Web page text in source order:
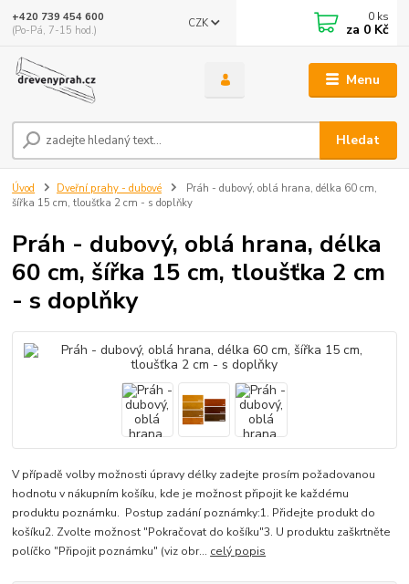
Menu
CZK
Hledat
+420 739 454 600
(Po-Pá, 7-15 hod.)
0 ks
za 0 Kč
Úvod Dveřní prahy - dubové
Práh - dubový, oblá hrana, délka 60 cm,
šířka 15 cm, tloušťka 2 cm - s doplňky
Práh - dubový, oblá hrana, délka
60 cm, šířka 15 cm, tloušťka 2 cm
- s doplňky
V případě volby možnosti úpravy délky zadejte prosím požadovanou
hodnotu v nákupním košíku, kde je možnost připojit ke každému
produktu poznámku. Postup zadání poznámky:1. Přidejte produkt do
košíku2. Zvolte možnost "Pokračovat do košíku"3. U produktu zaškrtněte
políčko "Připojit poznámku" (viz obr... celý popis